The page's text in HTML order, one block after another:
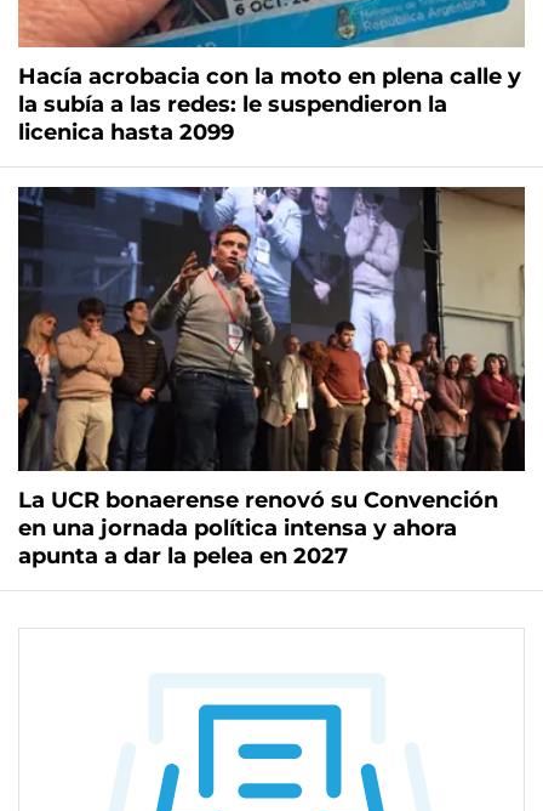
Hacía acrobacia con la moto en plena calle y
la subía a las redes: le suspendieron la
licenica hasta 2099
La UCR bonaerense renovó su Convención
en una jornada política intensa y ahora
apunta a dar la pelea en 2027